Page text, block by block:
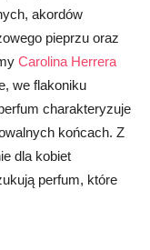
akordów
pieprzu oraz
Carolina Herrera
we flakoniku
charakteryzuje
końcach. Z
dla kobiet
perfum, które